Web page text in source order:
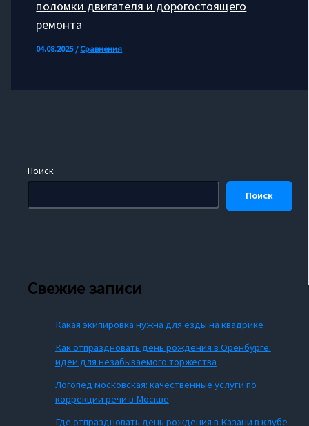
Поиск
Поиск
Свежие записи
Какая экипировка нужна для езды на квадрике
Как отпраздновать день рождения в Оренбурге:
идеи для незабываемого торжества
Логопед московская: качественные услуги по
коррекции речи в Москве
Где отпраздновать день рождения в Казани в клубе
поломки двигателя и дорогостоящего
ремонта
04.08.2025/Сравнения